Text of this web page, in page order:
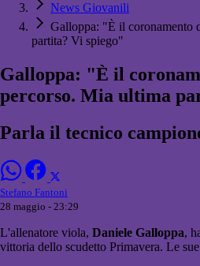
News Giovanili
Galloppa: "È il coronamento
partita? Vi spiego"
Galloppa: "È il
percorso. Mia ultima
Parla il tecnico
Stefano Fantoni
28 maggio - 23:29
L'allenatore viola, Daniele Galloppa,
vittoria dello scudetto Primavera. Le